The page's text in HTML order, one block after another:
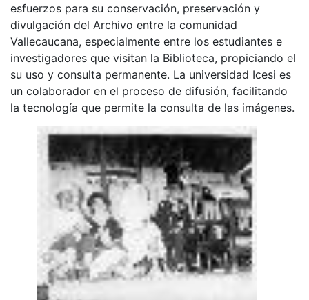
esfuerzos para su conservación, preservación y
divulgación del Archivo entre la comunidad
Vallecaucana, especialmente entre los estudiantes e
investigadores que visitan la Biblioteca, propiciando el
su uso y consulta permanente. La universidad Icesi es
un colaborador en el proceso de difusión, facilitando
la tecnología que permite la consulta de las imágenes.